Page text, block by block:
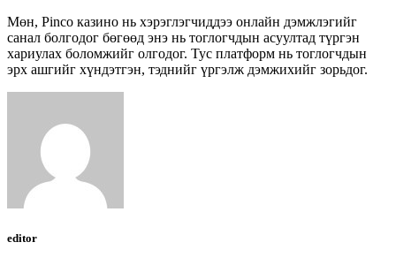
Мөн, Pinco казино нь хэрэглэгчиддээ онлайн дэмжлэгийг
санал болгодог бөгөөд энэ нь тоглогчдын асуултад түргэн
хариулах боломжийг олгодог. Тус платформ нь тоглогчдын
эрх ашгийг хүндэтгэн, тэднийг үргэлж дэмжихийг зорьдог.
editor